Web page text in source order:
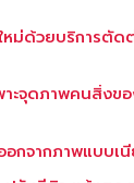
หม่ด้วยบริการตัด
ะจุดภาพคนสิ่งข
กจากภาพแบบเ